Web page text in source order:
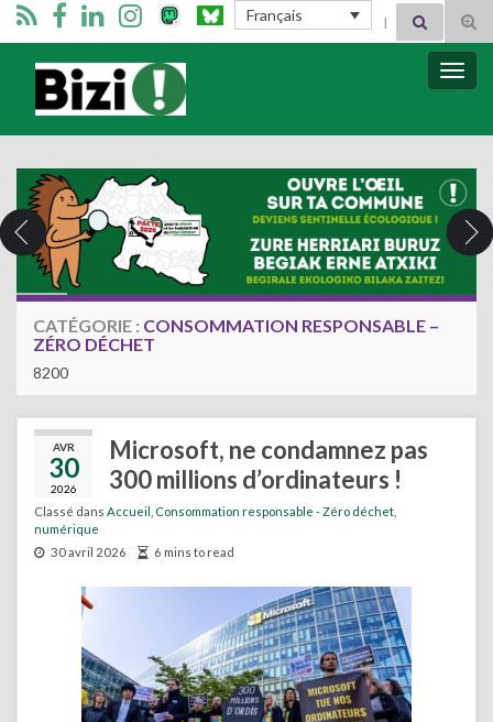
Français Search for:
Bizimugi
CATÉGORIE : CONSOMMATION RESPONSABLE –
ZÉRO DÉCHET
8200
AVR
30
2026
Microsoft, ne condamnez pas
300 millions d’ordinateurs !
Classé dans Accueil Consommation responsable - Zéro déchet
numérique
30 avril 2026
6 mins to read